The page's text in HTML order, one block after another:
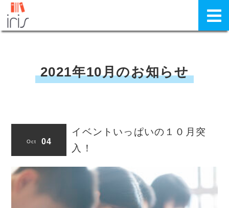
2021年10月のお知らせ
Oct 04
イベントいっぱいの１０月突
入！